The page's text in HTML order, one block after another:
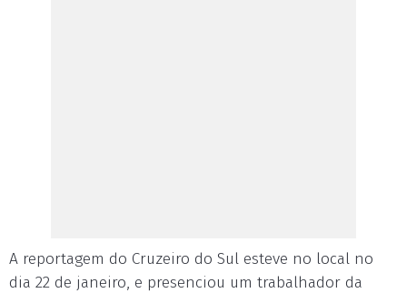
A reportagem do Cruzeiro do Sul esteve no local no
dia 22 de janeiro, e presenciou um trabalhador da